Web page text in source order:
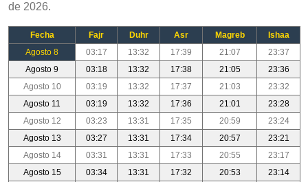
de 2026.
Fecha Fajr Duhr Asr Magreb
Ishaa
Agosto 8
03:17 13:32 17:39 21:07
23:37
Agosto 9
03:18 13:32 17:38 21:05
23:36
Agosto 10
03:19 13:32 17:37 21:03
23:32
Agosto 11
03:19 13:32 17:36 21:01
23:28
Agosto 12
03:23 13:31 17:35 20:59
23:24
Agosto 13
03:27 13:31 17:34 20:57
23:21
Agosto 14
03:31 13:31 17:33 20:55
23:17
Agosto 15
03:34 13:31 17:32 20:53
23:14